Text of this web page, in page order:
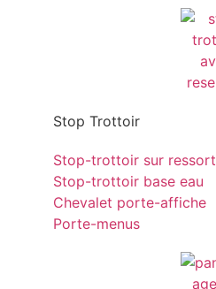
Stop Trottoir
Stop-trottoir sur ressort
Stop-trottoir base eau
Chevalet porte-affiche
Porte-menus